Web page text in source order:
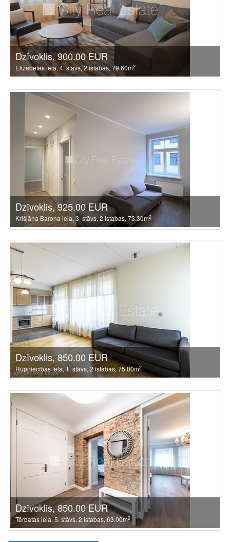
Dzīvoklis, 900.00 EUR
Elizabetes iela, 4. stāvs, 2 istabas, 79.60m2
Dzīvoklis, 925.00 EUR
Krišjāņa Barona iela, 3. stāvs, 2 istabas, 73.30m2
Dzīvoklis, 850.00 EUR
Rūpniecības iela, 1. stāvs, 2 istabas, 75.00m2
Dzīvoklis, 850.00 EUR
Tērbatas iela, 5. stāvs, 2 istabas, 63.00m2